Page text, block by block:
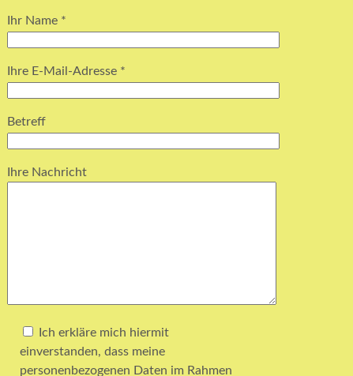
Ihr Name *
Ihre E-Mail-Adresse *
Betreff
Ihre Nachricht
Ich erkläre mich hiermit
einverstanden, dass meine
personenbezogenen Daten im Rahmen